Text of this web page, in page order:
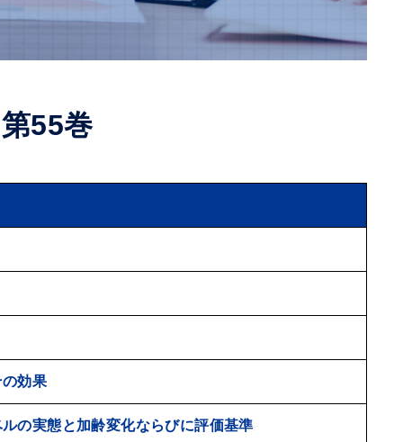
55巻
効果
の実態と加齢変化ならびに評価基準